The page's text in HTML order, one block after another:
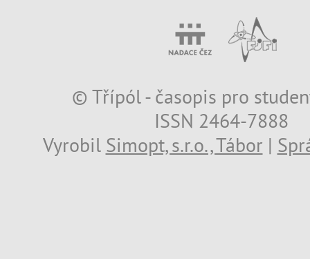
© Třípól - časopis pro
ISSN 2464-7888
Vyrobil Simopt, s.r.o., Tábor |